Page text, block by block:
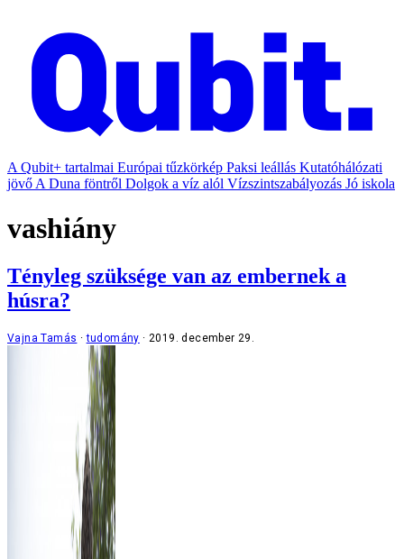
A Qubit+ tartalmai Európai tűzkörkép Paksi leállás Kutatóhálózati
jövő A Duna föntről Dolgok a víz alól Vízszintszabályozás Jó iskola
vashiány
Tényleg szüksége van az embernek a
húsra?
Vajna Tamás tudomány 2019. december 29.